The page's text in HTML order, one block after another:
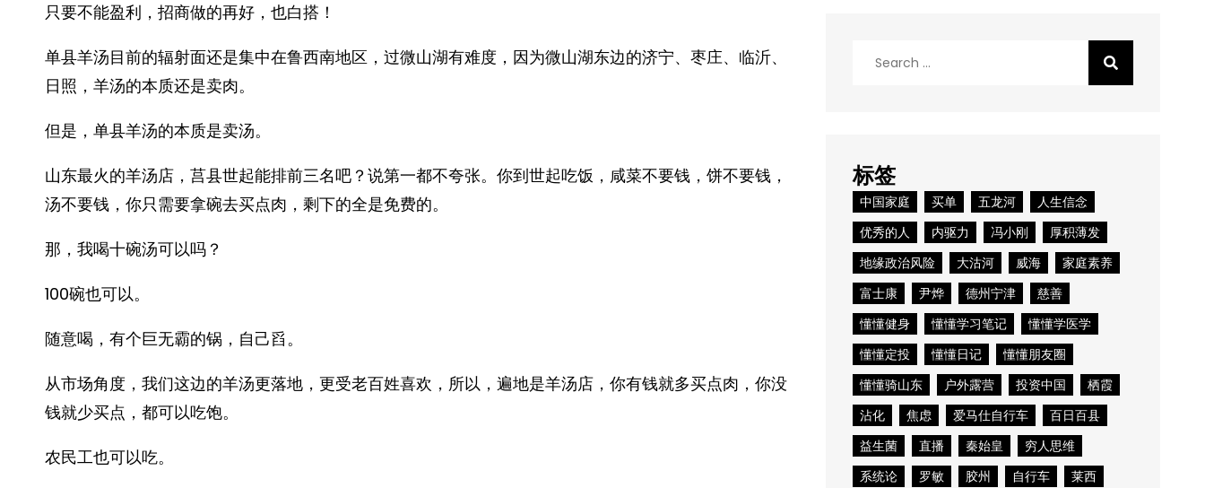
只要不能盈利，招商做的再好，也白搭！
单县羊汤目前的辐射面还是集中在鲁西南地区，过微山湖有难度，因为微山湖东边的济宁、枣庄、临沂、
日照，羊汤的本质还是卖肉。
但是，单县羊汤的本质是卖汤。
山东最火的羊汤店，莒县世起能排前三名吧？说第一都不夸张。你到世起吃饭，咸菜不要钱，饼不要钱，
汤不要钱，你只需要拿碗去买点肉，剩下的全是免费的。
那，我喝十碗汤可以吗？
100碗也可以。
随意喝，有个巨无霸的锅，自己舀。
从市场角度，我们这边的羊汤更落地，更受老百姓喜欢，所以，遍地是羊汤店，你有钱就多买点肉，你没
钱就少买点，都可以吃饱。
农民工也可以吃。
标签
中国家庭 买单 五龙河
人生信念
优秀的人
内驱力 冯小刚
厚积薄发
地缘政治风险
大沽河 威海
家庭素养
富士康
尹烨 德州宁津
慈善
懂懂健身
懂懂学习笔记
懂懂学医学
懂懂定投
懂懂日记
懂懂朋友圈
懂懂骑山东
户外露营 投资中国
栖霞
沾化
焦虑 爱马仕自行车
百日百县
益生菌
直播 秦始皇
穷人思维
系统论
罗敏 胶州 自行车
莱西